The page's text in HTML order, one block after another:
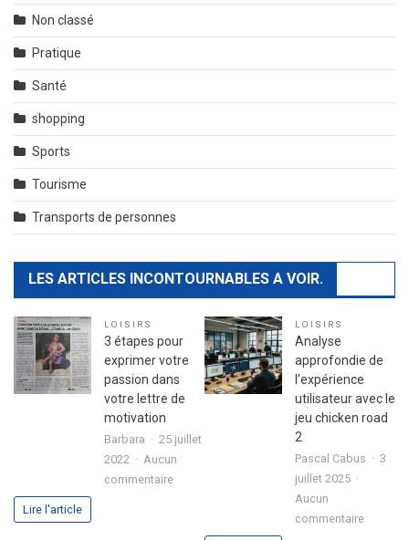
Non classé
Pratique
Santé
shopping
Sports
Tourisme
Transports de personnes
LES ARTICLES INCONTOURNABLES A VOIR.
LOISIRS
3 étapes pour
exprimer votre
passion dans
votre lettre de
motivation
Barbara
25 juillet
2022
Aucun
commentairesur
Lire l'article
LOISIRS
Analyse
approfondie de
l’expérience
utilisateur avec le
jeu chicken road
2
Pascal Cabus
3
juillet 2025
Aucun
commentairesur